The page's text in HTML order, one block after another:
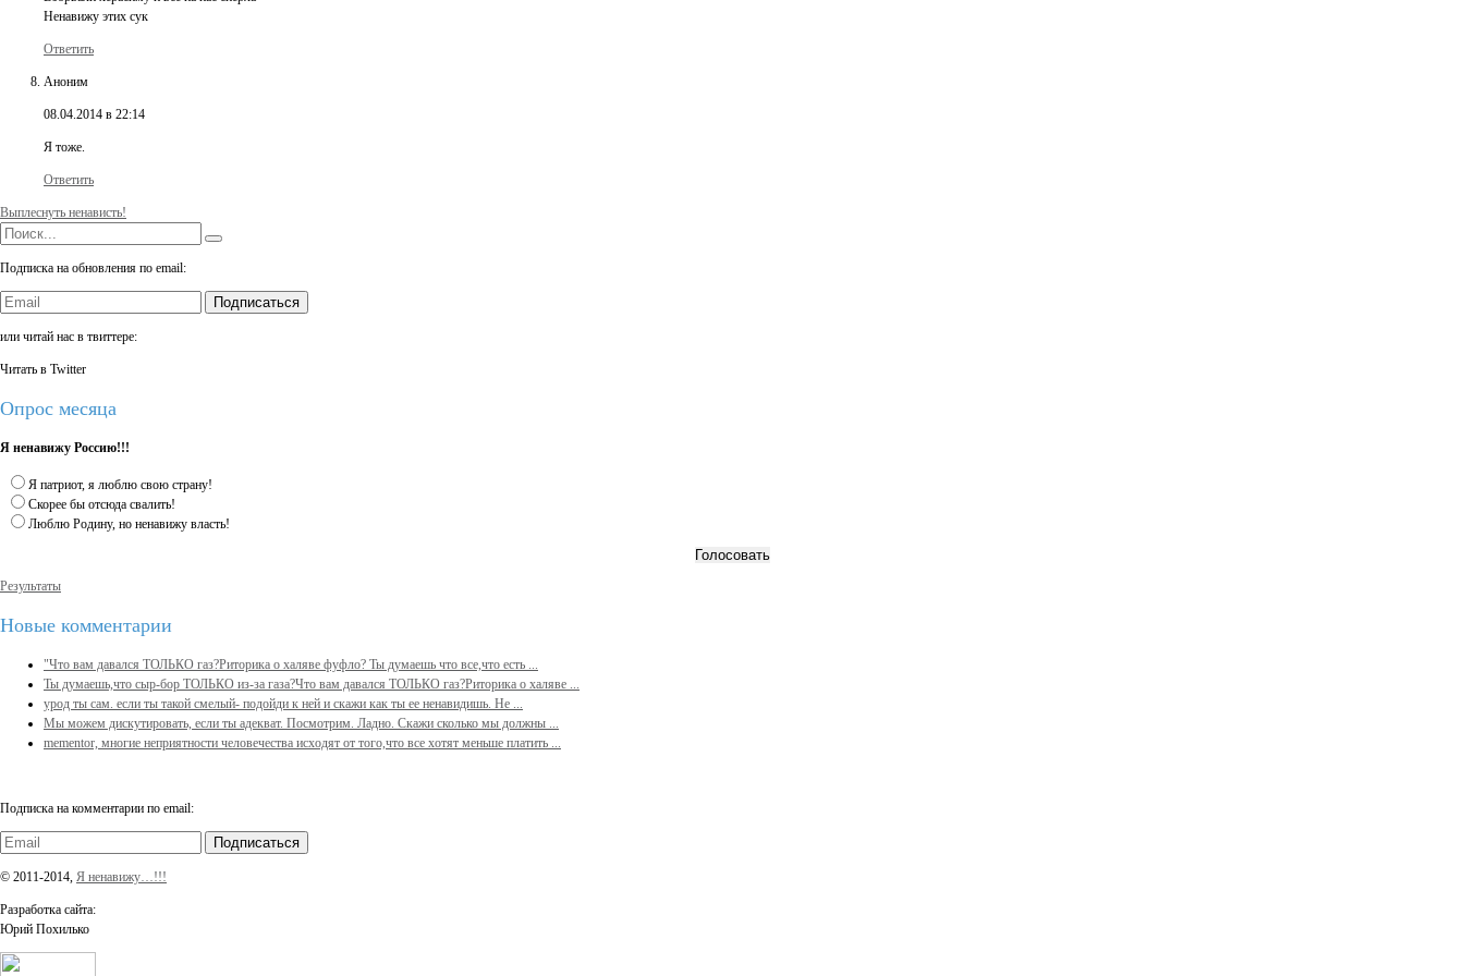
Ненавижу этих сук
Ответить
Аноним
08.04.2014 в 22:14
Я тоже.
Ответить
Выплеснуть ненависть!
Подписка на обновления по email:
Подписаться
или читай нас в твиттере:
Читать в Twitter
Опрос месяца
Я ненавижу Россию!!!
Я патриот, я люблю свою страну!
Скорее бы отсюда свалить!
Люблю Родину, но ненавижу власть!
Результаты
Новые комментарии
"Что вам давался ТОЛЬКО газ?Риторика о халяве фуфло? Ты думаешь что все,что есть ...
Ты думаешь,что сыр-бор ТОЛЬКО из-за газа?Что вам давался ТОЛЬКО газ?Риторика о халяве ...
урод ты сам. если ты такой смелый- подойди к ней и скажи как ты ее ненавидишь. Не ...
Мы можем дискутировать, если ты адекват. Посмотрим. Ладно. Скажи сколько мы должны ...
mementor, многие неприятности человечества исходят от того,что все хотят меньше платить ...
Подписка на комментарии по email:
Подписаться
© 2011-2014, Я ненавижу…!!!
Разработка сайта:
Юрий Похилько